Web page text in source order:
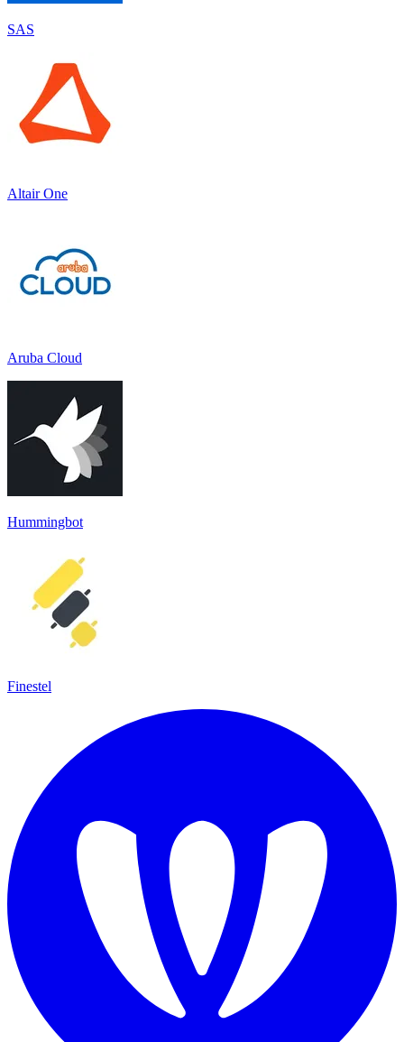
SAS
Altair One
Aruba Cloud
Hummingbot
Finestel